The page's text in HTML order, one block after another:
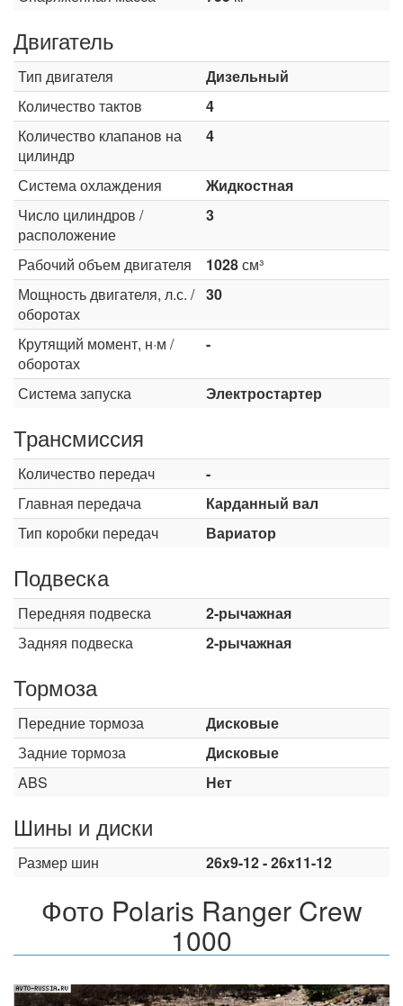
Двигатель
Тип двигателя
Дизельный
Количество тактов
4
Количество клапанов на
цилиндр
4
Система охлаждения
Жидкостная
Число цилиндров /
расположение
3
Рабочий объем двигателя 1028см³
Мощность двигателя, л.с. /
оборотах
30
Крутящий момент, н·м /
оборотах
-
Система запуска Электростартер
Трансмиссия
Количество передач
-
Главная передача
Карданный вал
Тип коробки передач
Вариатор
Подвеска
Передняя подвеска
2-рычажная
Задняя подвеска
2-рычажная
Тормоза
Передние тормоза
Дисковые
Задние тормоза
Дисковые
ABS
Нет
Шины и диски
Размер шин 26x9-12 - 26x11-12
Фото Polaris Ranger Crew
1000
Назад